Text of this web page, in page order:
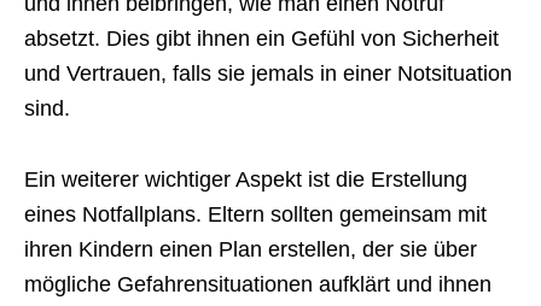
absetzt. Dies gibt ihnen ein Gefühl von Sicherheit
und Vertrauen, falls sie jemals in einer Notsituation
sind.
Ein weiterer wichtiger Aspekt ist die Erstellung
eines Notfallplans. Eltern sollten gemeinsam mit
ihren Kindern einen Plan erstellen, der sie über
mögliche Gefahrensituationen aufklärt und ihnen